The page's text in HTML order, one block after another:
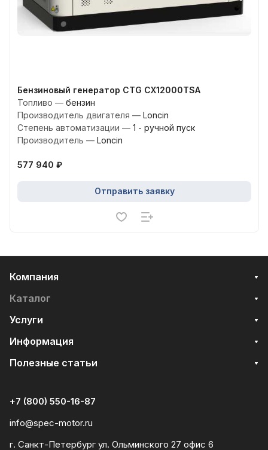
Бензиновый генератор CTG CX12000TSA
Топливо — бензин
Производитель двигателя — Loncin
Степень автоматизации — 1 - ручной пуск
Производитель — Loncin
577 940 ₽
Отправить заявку
Компания
Каталог
Услуги
Информация
Полезные статьи
+7 (800) 550-16-87
info@spec-motor.ru
г. Санкт-Петербург ул. Ольминского 27 офис 6